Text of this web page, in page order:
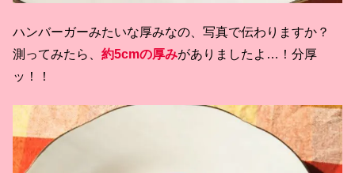
ハンバーガーみたいな厚みなの、写真で伝わりますか？
測ってみたら、 約5cmの厚みがありましたよ…！分厚
ッ！！